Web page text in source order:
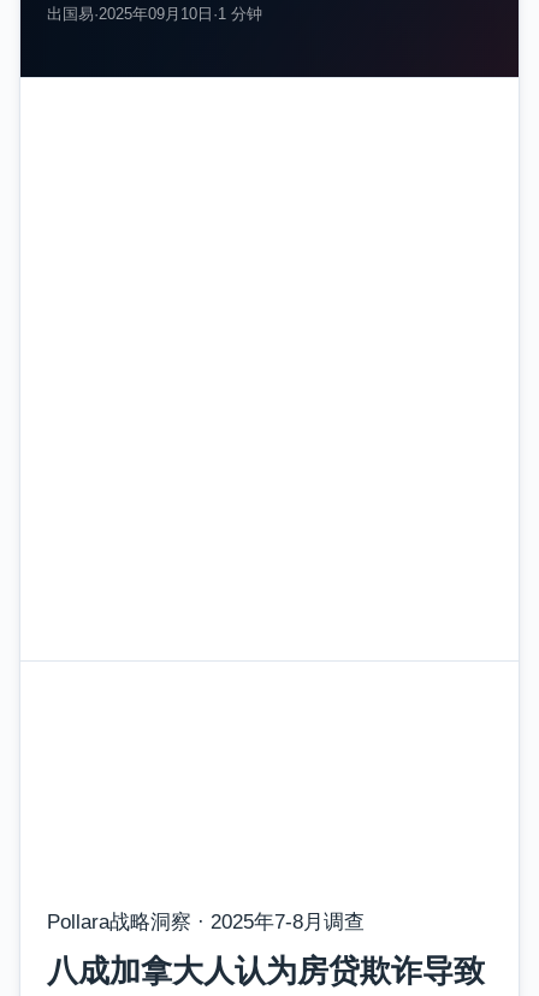
出国易·2025年09月10日 ·1 分钟
Pollara战略洞察 · 2025年7-8月调查
八成加拿大人认为房贷欺诈导致